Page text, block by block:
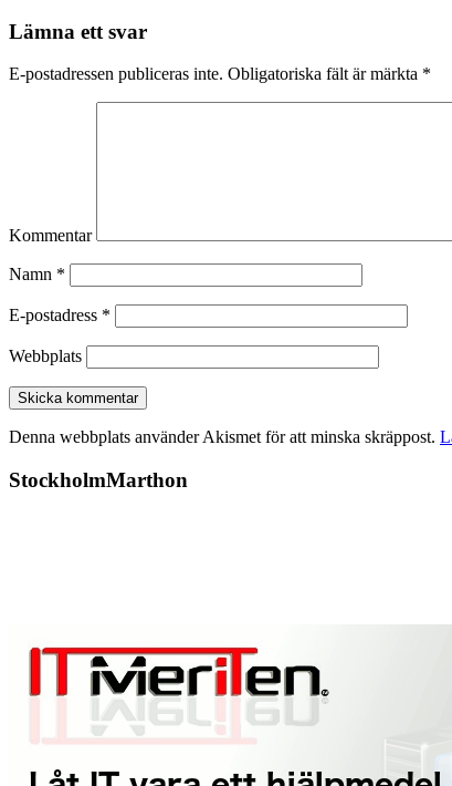
Lämna ett svar
E-postadressen publiceras inte. Obligatoriska fält är märkta *
Kommentar
Namn *
E-postadress *
Webbplats
Denna webbplats använder Akismet för att minska skräppost.
StockholmMarthon